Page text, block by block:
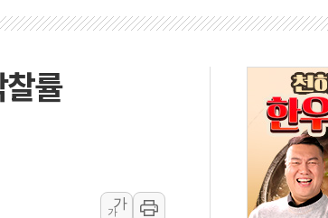
, 북한 단거리 탄도미사일 발사에 긴급 안보 점검회의
증시] 중동 긴장 완화에 실적 호조까지, 상승...호실적 보고
인칭시점 드론으로 우크라 민간인 '사파리' 공격… 시민들
남 증시] 지수 하락 속 'DGC' 임시 주총 기대감에 홀로 상
의 황제' 다이먼 "금융시장 레버리지 위험수위…숨은 차입
섬유염색공장서 화재 1명 중상…대응 1단계 진압 중
관 산업부 장관 "주 52시간 손봐야, 경쟁상대 中과 비교해
률
가
가